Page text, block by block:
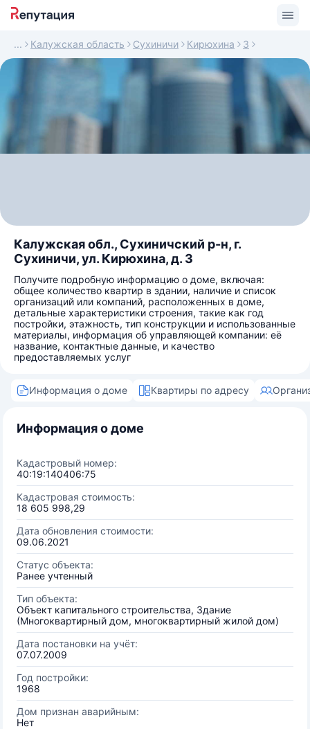
Калужская область Сухиничи Кирюхина 3
Калужская обл., Сухиничский р-н, г.
Сухиничи, ул. Кирюхина, д. 3
Получите подробную информацию о доме, включая:
общее количество квартир в здании, наличие и список
организаций или компаний, расположенных в доме,
детальные характеристики строения, такие как год
постройки, этажность, тип конструкции и использованные
материалы, информация об управляющей компании: её
название, контактные данные, и качество
предоставляемых услуг
Информация о доме Квартиры по адресу
Информация о доме
Кадастровый номер:
40:19:140406:75
Кадастровая стоимость:
18 605 998,29
Дата обновления стоимости:
09.06.2021
Статус объекта:
Ранее учтенный
Тип объекта:
Объект капитального строительства, Здание
(Многоквартирный дом, многоквартирный жилой дом)
Дата постановки на учёт:
07.07.2009
Год постройки:
1968
Дом признан аварийным:
Нет